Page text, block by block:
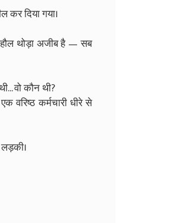
कर दिया गया।
थोड़ा अजीब है — सब
वो कौन थी?
कर्मचारी धीरे से